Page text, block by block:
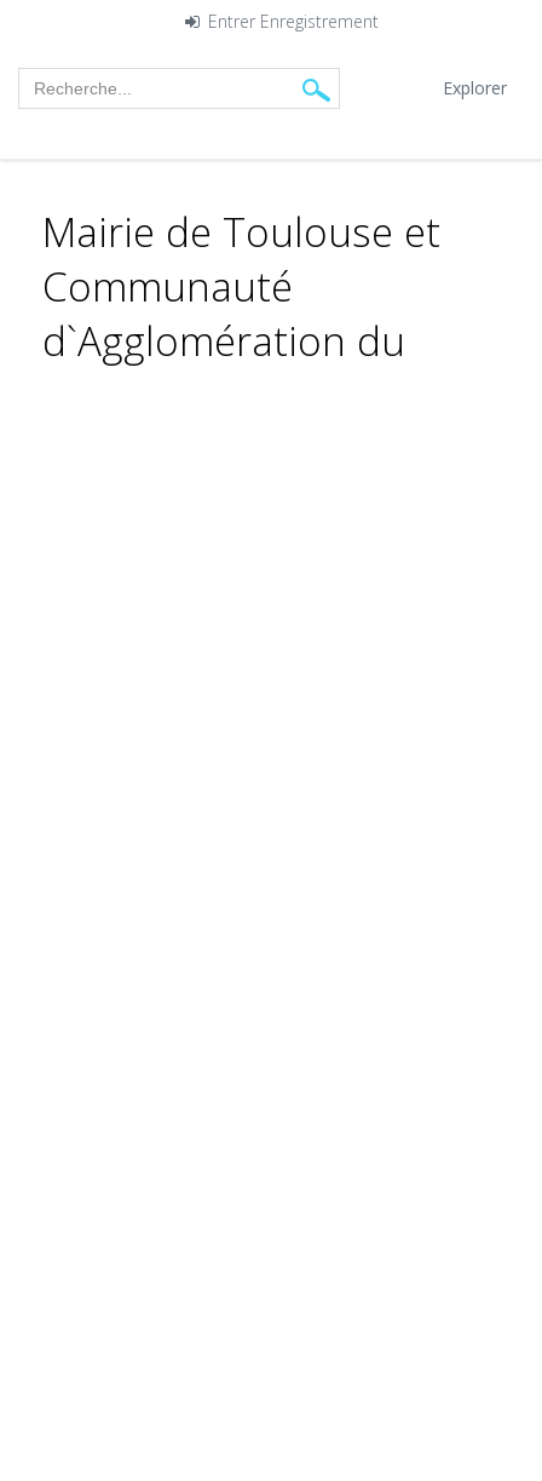
Entrer Enregistrement
Explorer
Mairie de Toulouse et
Communauté
d`Agglomération du